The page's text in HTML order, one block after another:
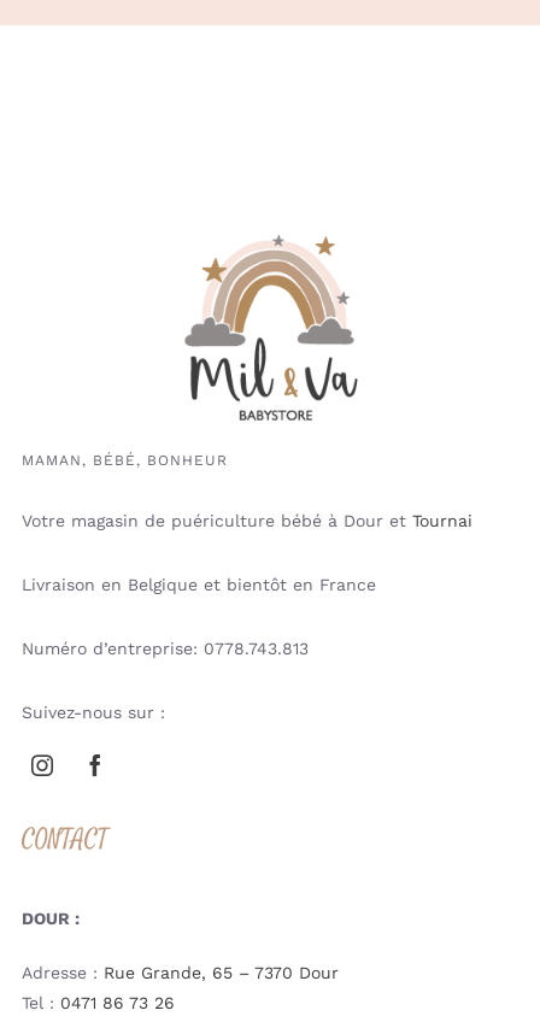
MAMAN, BÉBÉ, BONHEUR
Votre magasin de puériculture bébé à Dour et Tournai
Livraison en Belgique et bientôt en France
Numéro d’entreprise: 0778.743.813
Suivez-nous sur :
CONTACT
DOUR :
Adresse : Rue Grande, 65 – 7370 Dour
Tel : 0471 86 73 26